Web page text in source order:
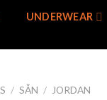
UNDERWEAR
/ SẴN / JORDAN